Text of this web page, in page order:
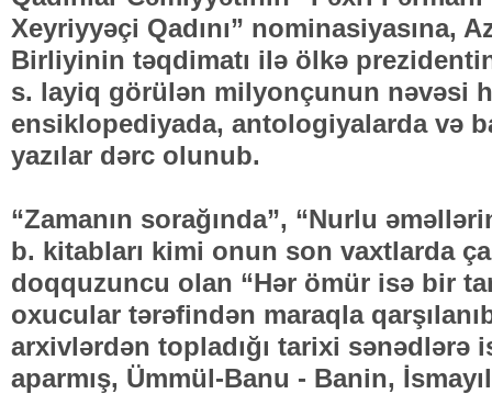
Xeyriyyəçi Qadını” nominasiyasına,
Birliyinin təqdimatı ilə ölkə
s. layiq görülən milyonçunun nəvəsi
ensiklopediyada, antologiyalarda və
yazılar dərc olunub.
“Zamanın sorağında”, “Nurlu
b. kitabları kimi onun son vaxtlarda
doqquzuncu olan “Hər ömür isə bir
oxucular tərəfindən maraqla
arxivlərdən topladığı tarixi sənədlərə
aparmış, Ümmül-Banu - Banin,